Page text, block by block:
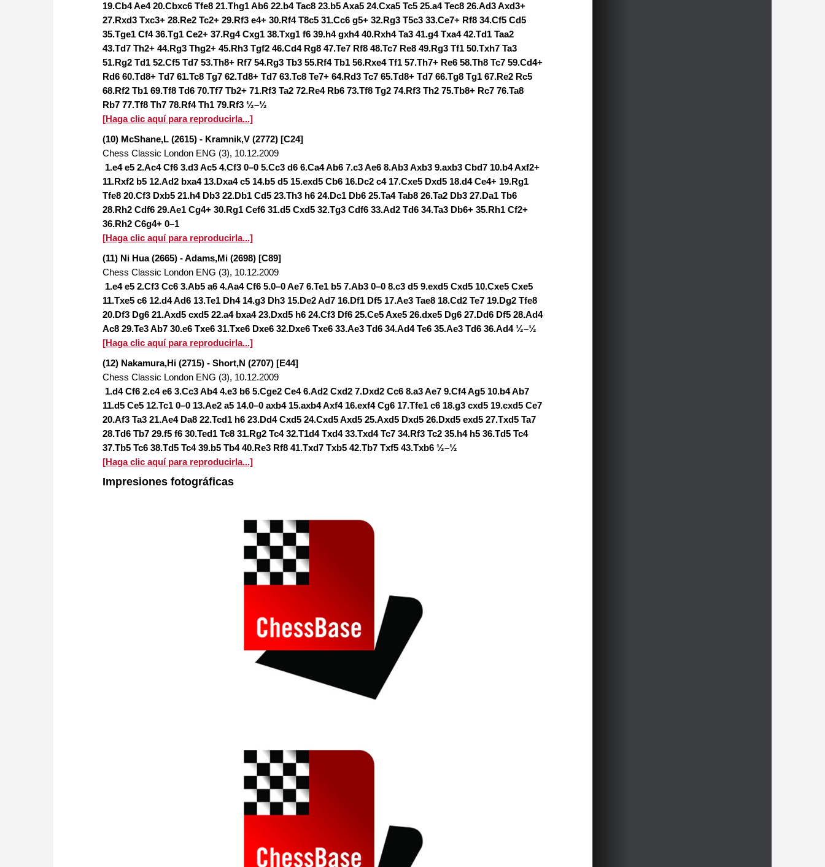
19.Cb4 Ae4 20.Cbxc6 Tfe8 21.Thg1 Ab6 22.b4 Tac8 23.b5 Axa5 24.Cxa5 Tc5 25.a4 Tec8 26.Ad3 Axd3+
27.Rxd3 Txc3+ 28.Re2 Tc2+ 29.Rf3 e4+ 30.Rf4 T8c5 31.Cc6 g5+ 32.Rg3 T5c3 33.Ce7+ Rf8 34.Cf5 Cd5
35.Tge1 Cf4 36.Tg1 Ce2+ 37.Rg4 Cxg1 38.Txg1 f6 39.h4 gxh4 40.Rxh4 Ta3 41.g4 Txa4 42.Td1 Taa2
43.Td7 Th2+ 44.Rg3 Thg2+ 45.Rh3 Tgf2 46.Cd4 Rg8 47.Te7 Rf8 48.Tc7 Re8 49.Rg3 Tf1 50.Txh7 Ta3
51.Rg2 Td1 52.Cf5 Td7 53.Th8+ Rf7 54.Rg3 Tb3 55.Rf4 Tb1 56.Rxe4 Tf1 57.Th7+ Re6 58.Th8 Tc7 59.Cd4+
Rd6 60.Td8+ Td7 61.Tc8 Tg7 62.Td8+ Td7 63.Tc8 Te7+ 64.Rd3 Tc7 65.Td8+ Td7 66.Tg8 Tg1 67.Re2 Rc5
68.Rf2 Tb1 69.Tf8 Td6 70.Tf7 Tb2+ 71.Rf3 Ta2 72.Re4 Rb6 73.Tf8 Tg2 74.Rf3 Th2 75.Tb8+ Rc7 76.Ta8
Rb7 77.Tf8 Th7 78.Rf4 Th1 79.Rf3 ½–½
[Haga clic aquí para reproducirla...]
(10) McShane,L (2615) - Kramnik,V (2772) [C24]
Chess Classic London ENG (3), 10.12.2009
1.e4 e5 2.Ac4 Cf6 3.d3 Ac5 4.Cf3 0–0 5.Cc3 d6 6.Ca4 Ab6 7.c3 Ae6 8.Ab3 Axb3 9.axb3 Cbd7 10.b4 Axf2+
11.Rxf2 b5 12.Ad2 bxa4 13.Dxa4 c5 14.b5 d5 15.exd5 Cb6 16.Dc2 c4 17.Cxe5 Dxd5 18.d4 Ce4+ 19.Rg1
Tfe8 20.Cf3 Dxb5 21.h4 Db3 22.Db1 Cd5 23.Th3 h6 24.Dc1 Db6 25.Ta4 Tab8 26.Ta2 Db3 27.Da1 Tb6
28.Rh2 Cdf6 29.Ae1 Cg4+ 30.Rg1 Cef6 31.d5 Cxd5 32.Tg3 Cdf6 33.Ad2 Td6 34.Ta3 Db6+ 35.Rh1 Cf2+
36.Rh2 C6g4+ 0–1
[Haga clic aquí para reproducirla...]
(11) Ni Hua (2665) - Adams,Mi (2698) [C89]
Chess Classic London ENG (3), 10.12.2009
1.e4 e5 2.Cf3 Cc6 3.Ab5 a6 4.Aa4 Cf6 5.0–0 Ae7 6.Te1 b5 7.Ab3 0–0 8.c3 d5 9.exd5 Cxd5 10.Cxe5 Cxe5
11.Txe5 c6 12.d4 Ad6 13.Te1 Dh4 14.g3 Dh3 15.De2 Ad7 16.Df1 Df5 17.Ae3 Tae8 18.Cd2 Te7 19.Dg2 Tfe8
20.Df3 Dg6 21.Axd5 cxd5 22.a4 bxa4 23.Dxd5 h6 24.Cf3 Df6 25.Ce5 Axe5 26.dxe5 Dg6 27.Dd6 Df5 28.Ad4
Ac8 29.Te3 Ab7 30.e6 Txe6 31.Txe6 Dxe6 32.Dxe6 Txe6 33.Ae3 Td6 34.Ad4 Te6 35.Ae3 Td6 36.Ad4 ½–½
[Haga clic aquí para reproducirla...]
(12) Nakamura,Hi (2715) - Short,N (2707) [E44]
Chess Classic London ENG (3), 10.12.2009
1.d4 Cf6 2.c4 e6 3.Cc3 Ab4 4.e3 b6 5.Cge2 Ce4 6.Ad2 Cxd2 7.Dxd2 Cc6 8.a3 Ae7 9.Cf4 Ag5 10.b4 Ab7
11.d5 Ce5 12.Tc1 0–0 13.Ae2 a5 14.0–0 axb4 15.axb4 Axf4 16.exf4 Cg6 17.Tfe1 c6 18.g3 cxd5 19.cxd5 Ce7
20.Af3 Ta3 21.Ae4 Da8 22.Tcd1 h6 23.Dd4 Cxd5 24.Cxd5 Axd5 25.Axd5 Dxd5 26.Dxd5 exd5 27.Txd5 Ta7
28.Td6 Tb7 29.f5 f6 30.Ted1 Tc8 31.Rg2 Tc4 32.T1d4 Txd4 33.Txd4 Tc7 34.Rf3 Tc2 35.h4 h5 36.Td5 Tc4
37.Tb5 Tc6 38.Td5 Tc4 39.b5 Tb4 40.Re3 Rf8 41.Txd7 Txb5 42.Tb7 Txf5 43.Txb6 ½–½
[Haga clic aquí para reproducirla...]
Impresiones fotográficas